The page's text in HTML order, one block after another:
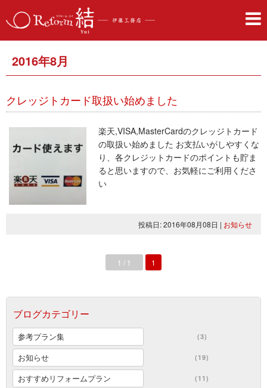
2016年8月
クレッジトカード取扱い始めました
楽天,VISA,MasterCardのクレッジトカード
の取扱い始めました お支払いがしやすくな
り、各クレジットカードのポイントも貯ま
ると思いますので、お気軽にご利用くださ
い
投稿日: 2016年08月08日 | お知らせ
1 / 1 1
ブログカテゴリー
参考プラン集 (3)
お知らせ (19)
おすすめリフォームプラン (11)